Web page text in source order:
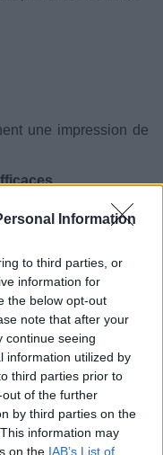
Information
to third parties, or
information for
the below opt-out
note that after your
continue seeing
information utilized by
third parties prior to
of the further
by third parties on the
information may
on the IAB’s List of
une impression de
pour ajouter du
exemples :
l’effet trop élancé
aider
affiner visuellement
beaucoup de